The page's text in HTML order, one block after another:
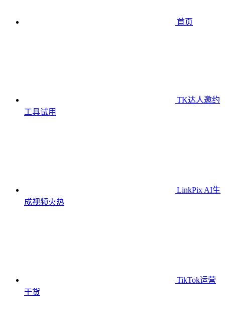
首页
TK达人邀约
工具试用
LinkPix AI生
成视频火热
TikTok运营
干货